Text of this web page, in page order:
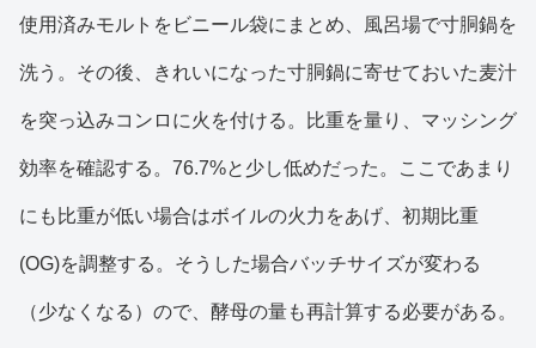
使用済みモルトをビニール袋にまとめ、風呂場で寸胴鍋を
洗う。その後、きれいになった寸胴鍋に寄せておいた麦汁
を突っ込みコンロに火を付ける。比重を量り、マッシング
効率を確認する。76.7%と少し低めだった。ここであまり
にも比重が低い場合はボイルの火力をあげ、初期比重
(OG)を調整する。そうした場合バッチサイズが変わる
（少なくなる）ので、酵母の量も再計算する必要がある。